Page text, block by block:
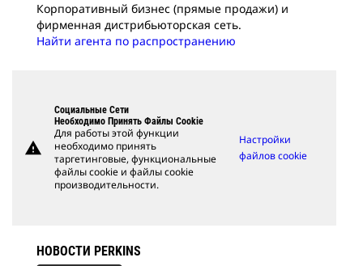
Корпоративный бизнес (прямые продажи) и
фирменная дистрибьюторская сеть.
Найти агента по распространению
warning
Социальные Сети
Необходимо Принять Файлы Cookie
Для работы этой функции
необходимо принять
таргетинговые, функциональные
файлы cookie и файлы cookie
производительности.
Настройки
файлов cookie
НОВОСТИ PERKINS